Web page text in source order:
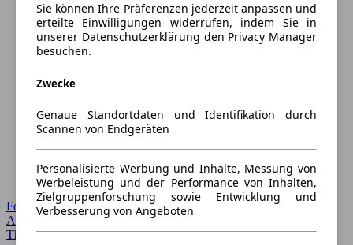
Forum Startseite
Alle Auto-Foren
Themen-Forum
Sie können Ihre Präferenzen jederzeit anpassen und
erteilte Einwilligungen widerrufen, indem Sie in
unserer Datenschutzerklärung den Privacy Manager
besuchen.
Zwecke
Genaue Standortdaten und Identifikation durch
Scannen von Endgeräten
Personalisierte Werbung und Inhalte, Messung von
Werbeleistung und der Performance von Inhalten,
Zielgruppenforschung sowie Entwicklung und
Verbesserung von Angeboten